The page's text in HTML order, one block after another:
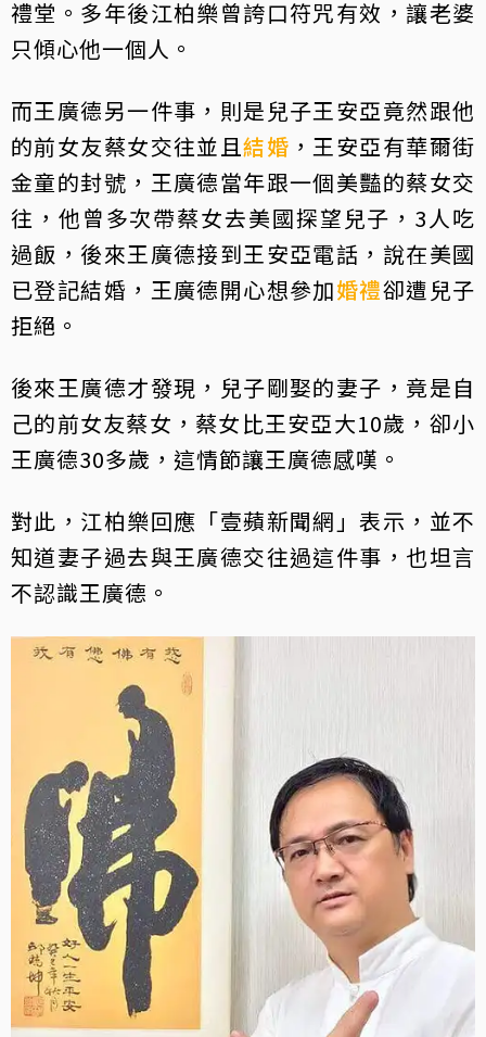
禮堂。多年後江柏樂曾誇口符咒有效，讓老婆
只傾心他一個人。
而王廣德另一件事，則是兒子王安亞竟然跟他
的前女友蔡女交往並且結婚 ，王安亞有華爾街
金童的封號，王廣德當年跟一個美豔的蔡女交
往，他曾多次帶蔡女去美國探望兒子，3人吃
過飯，後來王廣德接到王安亞電話，說在美國
已登記結婚，王廣德開心想參加婚禮卻遭兒子
拒絕。
後來王廣德才發現，兒子剛娶的妻子，竟是自
己的前女友蔡女，蔡女比王安亞大10歲，卻小
王廣德30多歲，這情節讓王廣德感嘆。
對此，江柏樂回應「壹蘋新聞網」表示，並不
知道妻子過去與王廣德交往過這件事，也坦言
不認識王廣德。